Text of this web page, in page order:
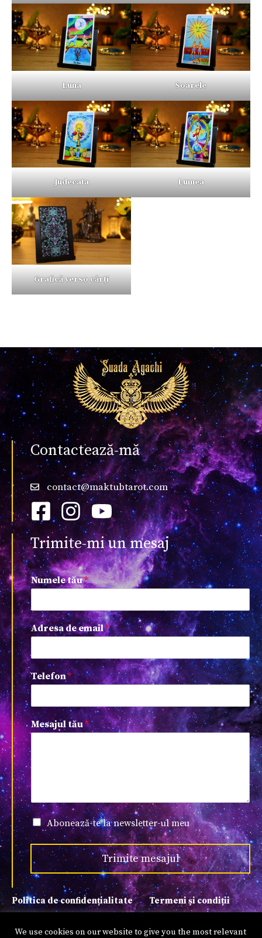
Luna Soarele
Judecata Lumea
Grafică verso cărți
Contactează-mă
contact@maktubtarot.com
Trimite-mi un mesaj
Numele tău*
Adresa de email*
Telefon*
Mesajul tău*
Abonează-te la newsletter-ul meu
Trimite mesajul
Politica de confidențialitate Termeni și condiții
Copyright © 2022 Suada Agachi
We use cookies on our website to give you the most relevant